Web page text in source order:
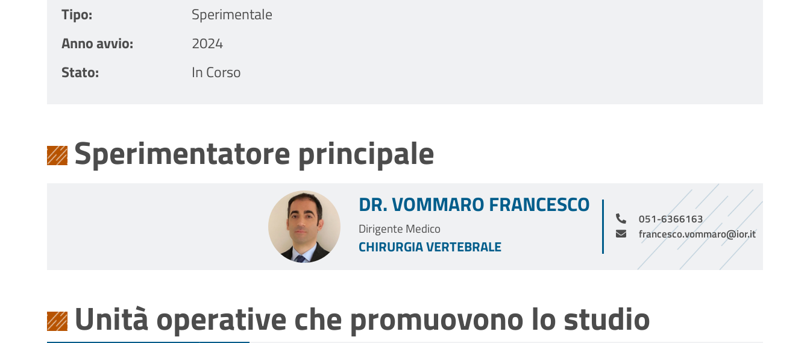
Tipo
Sperimentale
Anno avvio
2024
Stato
In Corso
Sperimentatore principale
051-6366163
francesco.vommaro@ior.it
DR. VOMMARO FRANCESCO
Dirigente Medico
CHIRURGIA VERTEBRALE
Unità operative che promuovono lo studio